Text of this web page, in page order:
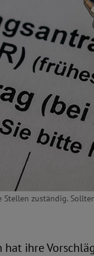
zuständig.
ihre